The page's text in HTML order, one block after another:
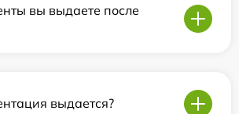
вы выдаете после
выдается?